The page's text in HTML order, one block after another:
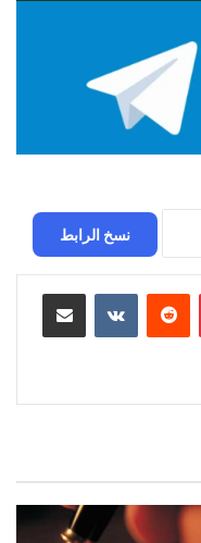
نسخ الرابط
بينتيريست مشاركة عبر البريد